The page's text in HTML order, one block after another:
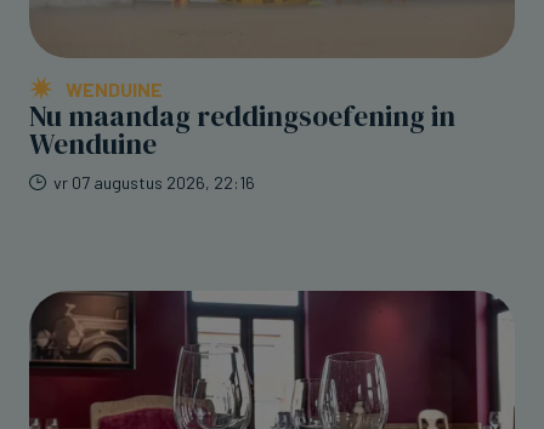
WENDUINE
Nu maandag reddingsoefening in
Wenduine
vr 07 augustus 2026, 22:16